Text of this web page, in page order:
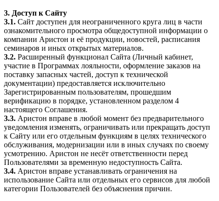
3. Доступ к Сайту
3.1. Сайт доступен для неограниченного круга лиц в части
ознакомительного просмотра общедоступной информации о
компании Аристон и её продукции, новостей, расписания
семинаров и иных открытых материалов.
3.2. Расширенный функционал Сайта (Личный кабинет,
участие в Программах лояльности, оформление заказов на
поставку запасных частей, доступ к технической
документации) предоставляется исключительно
Зарегистрированным пользователям, прошедшим
верификацию в порядке, установленном разделом 4
настоящего Соглашения.
3.3. Аристон вправе в любой момент без предварительного
уведомления изменять, ограничивать или прекращать доступ
к Сайту или его отдельным функциям в целях технического
обслуживания, модернизации или в иных случаях по своему
усмотрению. Аристон не несёт ответственности перед
Пользователями за временную недоступность Сайта.
3.4. Аристон вправе устанавливать ограничения на
использование Сайта или отдельных его сервисов для любой
категории Пользователей без объяснения причин.